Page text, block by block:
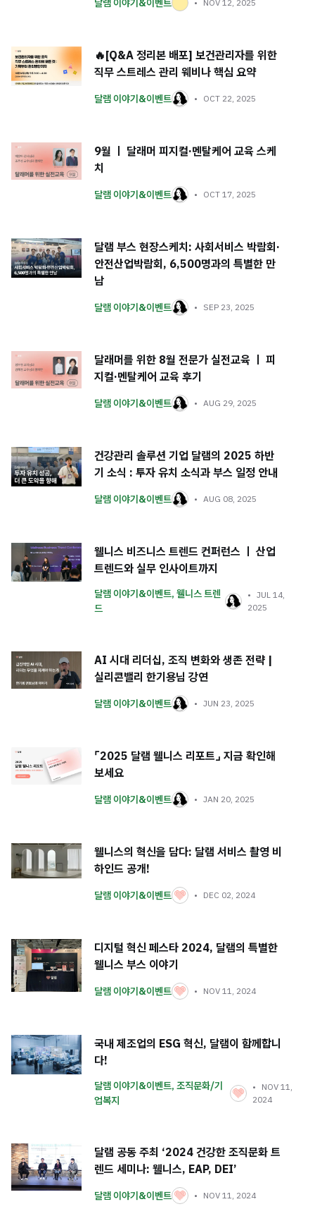
달램 이야기&이벤트 NOV 12, 2025
🔥[Q&A 정리본 배포] 보건관리자를 위한
직무 스트레스 관리 웨비나 핵심 요약
달램 이야기&이벤트 OCT 22, 2025
9월 ㅣ 달래머 피지컬·멘탈케어 교육 스케
치
달램 이야기&이벤트 OCT 17, 2025
달램 부스 현장스케치: 사회서비스 박람회·
안전산업박람회, 6,500명과의 특별한 만
남
달램 이야기&이벤트 SEP 23, 2025
달래머를 위한 8월 전문가 실전교육 ㅣ 피
지컬·멘탈케어 교육 후기
달램 이야기&이벤트 AUG 29, 2025
건강관리 솔루션 기업 달램의 2025 하반
기 소식 : 투자 유치 소식과 부스 일정 안내
달램 이야기&이벤트 AUG 08, 2025
웰니스 비즈니스 트렌드 컨퍼런스 ㅣ 산업
트렌드와 실무 인사이트까지
달램 이야기&이벤트, 웰니스 트렌
드
JUL 14,
2025
AI 시대 리더십, 조직 변화와 생존 전략 |
실리콘밸리 한기용님 강연
달램 이야기&이벤트 JUN 23, 2025
⌜2025 달램 웰니스 리포트⌟ 지금 확인해
보세요
달램 이야기&이벤트 JAN 20, 2025
웰니스의 혁신을 담다: 달램 서비스 촬영 비
하인드 공개!
달램 이야기&이벤트 DEC 02, 2024
디지털 혁신 페스타 2024, 달램의 특별한
웰니스 부스 이야기
달램 이야기&이벤트 NOV 11, 2024
국내 제조업의 ESG 혁신, 달램이 함께합니
다!
달램 이야기&이벤트, 조직문화/기
업복지
NOV 11,
2024
달램 공동 주최 ‘2024 건강한 조직문화 트
렌드 세미나: 웰니스, EAP, DEI’
달램 이야기&이벤트 NOV 11, 2024